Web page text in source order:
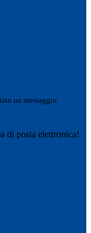
un messaggio
di posta elettronica!